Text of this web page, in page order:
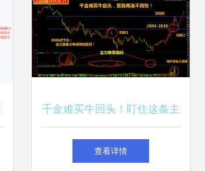
千金难买牛回头！盯住这条主
线不会错
查看详情